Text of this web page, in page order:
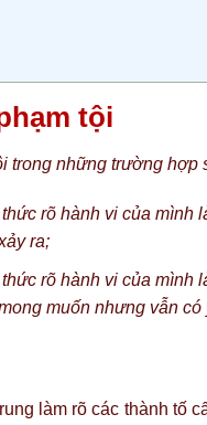
tội
trong những trường hợp
rõ hành vi của mình
ra;
rõ hành vi của mình
muốn nhưng vẫn
làm rõ các thành tố